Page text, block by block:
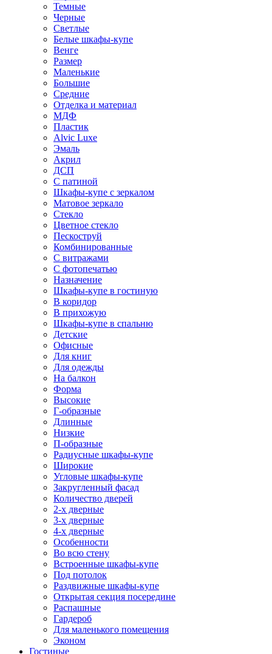
Темные
Черные
Светлые
Белые шкафы-купе
Венге
Размер
Маленькие
Большие
Средние
Отделка и материал
МДФ
Пластик
Alvic Luxe
Эмаль
Акрил
ДСП
С патиной
Шкафы-купе с зеркалом
Матовое зеркало
Стекло
Цветное стекло
Пескоструй
Комбинированные
С витражами
С фотопечатью
Назначение
Шкафы-купе в гостиную
В коридор
В прихожую
Шкафы-купе в спальню
Детские
Офисные
Для книг
Для одежды
На балкон
Форма
Высокие
Г-образные
Длинные
Низкие
П-образные
Радиусные шкафы-купе
Широкие
Угловые шкафы-купе
Закругленный фасад
Количество дверей
2-х дверные
3-х дверные
4-х дверные
Особенности
Во всю стену
Встроенные шкафы-купе
Под потолок
Раздвижные шкафы-купе
Открытая секция посередине
Распашные
Гардероб
Для маленького помещения
Эконом
Гостиные